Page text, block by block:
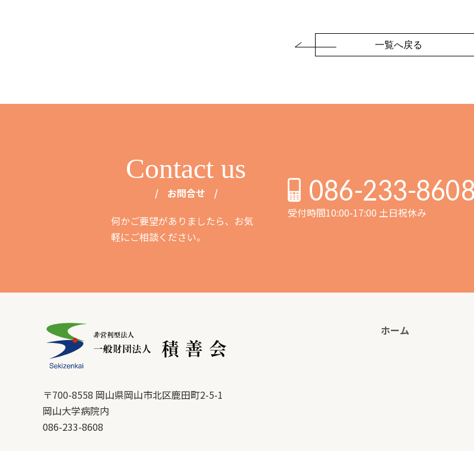
一覧へ戻る
Contact us
お問合せ
何かご要望がありましたら、お気
軽にご相談ください。
086-233-8608
受付時間10:00-17:00 土日祝休み
〒700-8558 岡山県岡山市北区鹿田町2-5-1
岡山大学病院内
086-233-8608
ホーム